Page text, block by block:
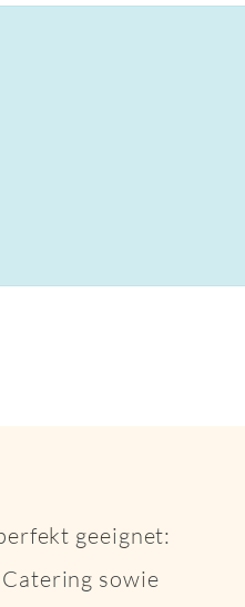
geeignet:
sowie